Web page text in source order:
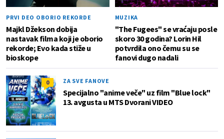
PRVI DEO OBORIO REKORDE
Majkl Džekson dobija
nastavak filma koji je oborio
rekorde; Evo kada stiže u
bioskope
MUZIKA
"The Fugees" se vraćaju posle
skoro 30 godina? Lorin Hil
potvrdila ono čemu su se
fanovi dugo nadali
0 ZA SVE FANOVE
Specijalno "anime veče" uz film "Blue lock"
13. avgusta u MTS Dvorani VIDEO